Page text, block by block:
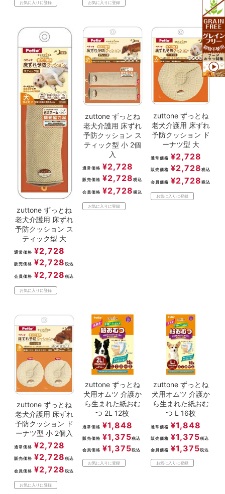
お気に入りに登録 お気に入りに登録
zuttone ずっとね
老犬介護用 床ずれ
予防クッション ス
ティック型 大
通常価格 ¥2,728
販売価格 ¥2,728 税込
会員価格 ¥2,728 税込
お気に入りに登録
zuttone ずっとね
老犬介護用 床ずれ
予防クッション ス
ティック型 小 2個
入
通常価格 ¥2,728
販売価格 ¥2,728 税込
会員価格 ¥2,728 税込
お気に入りに登録
zuttone ずっとね
老犬介護用 床ずれ
予防クッション ド
ーナツ型 大
通常価格 ¥2,728
販売価格 ¥2,728 税込
会員価格 ¥2,728 税込
お気に入りに登録
zuttone ずっとね
老犬介護用 床ずれ
予防クッション ド
ーナツ型 小 2個入
通常価格 ¥2,728
販売価格 ¥2,728 税込
会員価格 ¥2,728 税込
お気に入りに登録
zuttone ずっとね
犬用オムツ 介護か
ら生まれた紙おむ
つ 2L 12枚
通常価格 ¥1,848
販売価格 ¥1,375税込
会員価格 ¥1,375税込
お気に入りに登録
zuttone ずっとね
犬用オムツ 介護か
ら生まれた紙おむ
つ L 16枚
通常価格 ¥1,848
販売価格 ¥1,375税込
会員価格 ¥1,375税込
お気に入りに登録